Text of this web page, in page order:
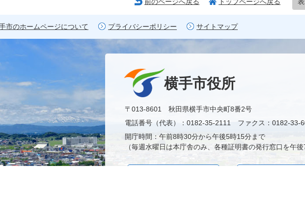
市のホームページについて プライバシーポリシー サイトマップ
横手市役所
〒013-8601 秋田県横手市中央町8番2号
電話番号（代表）：0182-35-2111 ファクス：0182-33-
開庁時間：午前8時30分から午後5時15分まで
（毎週水曜日は本庁舎のみ、各種証明書の発行窓口を午